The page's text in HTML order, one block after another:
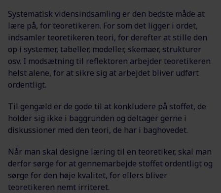
Systematisk vidensindsamling er den bedste måde at
lære på, for teoretikeren. For som det ligger i ordet,
indsamler teoretikeren teori, for derefter at stille den
op i systemer, tabeller, modeller, skemaer, strukturer
osv. I modsætning til reflektoren arbejder teoretikeren
helst alene, for at sikre sig at arbejdet bliver udført
ordentligt.
Til gengæld er de gode til at konkludere på stoffet, de
holder sig ikke i baggrunden og deltager gerne i
diskussioner med den teori, de har i baghovedet.
Når man skal designe læring til en teoretiker, skal man
derfor sørge for at gennemarbejde stoffet ordentligt og
sørge for den høje kvalitet, for ellers bliver
teoretikeren nemt irriteret.